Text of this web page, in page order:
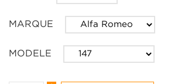
MARQUE
MODELE